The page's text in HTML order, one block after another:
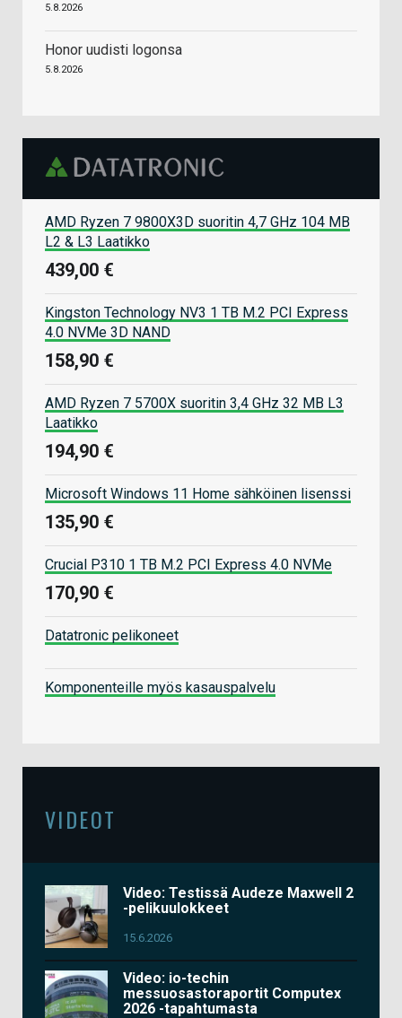
5.8.2026
Honor uudisti logonsa
5.8.2026
AMD Ryzen 7 9800X3D suoritin 4,7 GHz 104 MB
L2 & L3 Laatikko
439,00 €
Kingston Technology NV3 1 TB M.2 PCI Express
4.0 NVMe 3D NAND
158,90 €
AMD Ryzen 7 5700X suoritin 3,4 GHz 32 MB L3
Laatikko
194,90 €
Microsoft Windows 11 Home sähköinen lisenssi
135,90 €
Crucial P310 1 TB M.2 PCI Express 4.0 NVMe
170,90 €
Datatronic pelikoneet
Komponenteille myös kasauspalvelu
VIDEOT
Video: Testissä Audeze Maxwell 2
-pelikuulokkeet
15.6.2026
Video: io-techin
messuosastoraportit Computex
2026 -tapahtumasta